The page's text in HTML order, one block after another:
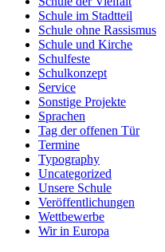
Schule im Stadtteil
Schule ohne Rassismus
Schule und Kirche
Schulfeste
Schulkonzept
Service
Sonstige Projekte
Sprachen
Tag der offenen Tür
Termine
Typography
Uncategorized
Unsere Schule
Veröffentlichungen
Wettbewerbe
Wir in Europa